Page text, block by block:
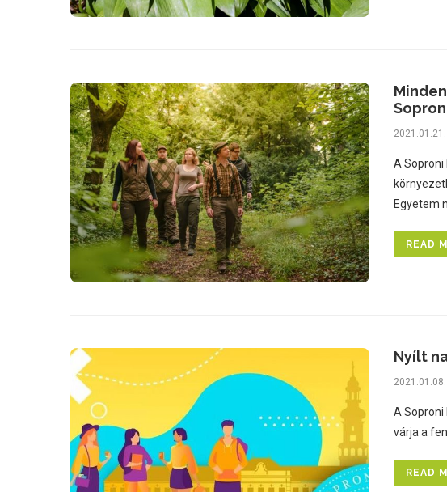
2021.01.21.
A
Egyetem
READ
Nyílt
2021.01.08.
A Soproni
várja a
READ